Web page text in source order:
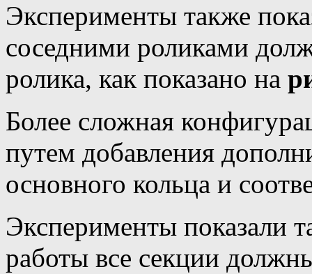
Эксперименты также
соседними роликами
ролика, как показано на
Более сложная
путем добавления
основного кольца и
Эксперименты показали
работы все секции